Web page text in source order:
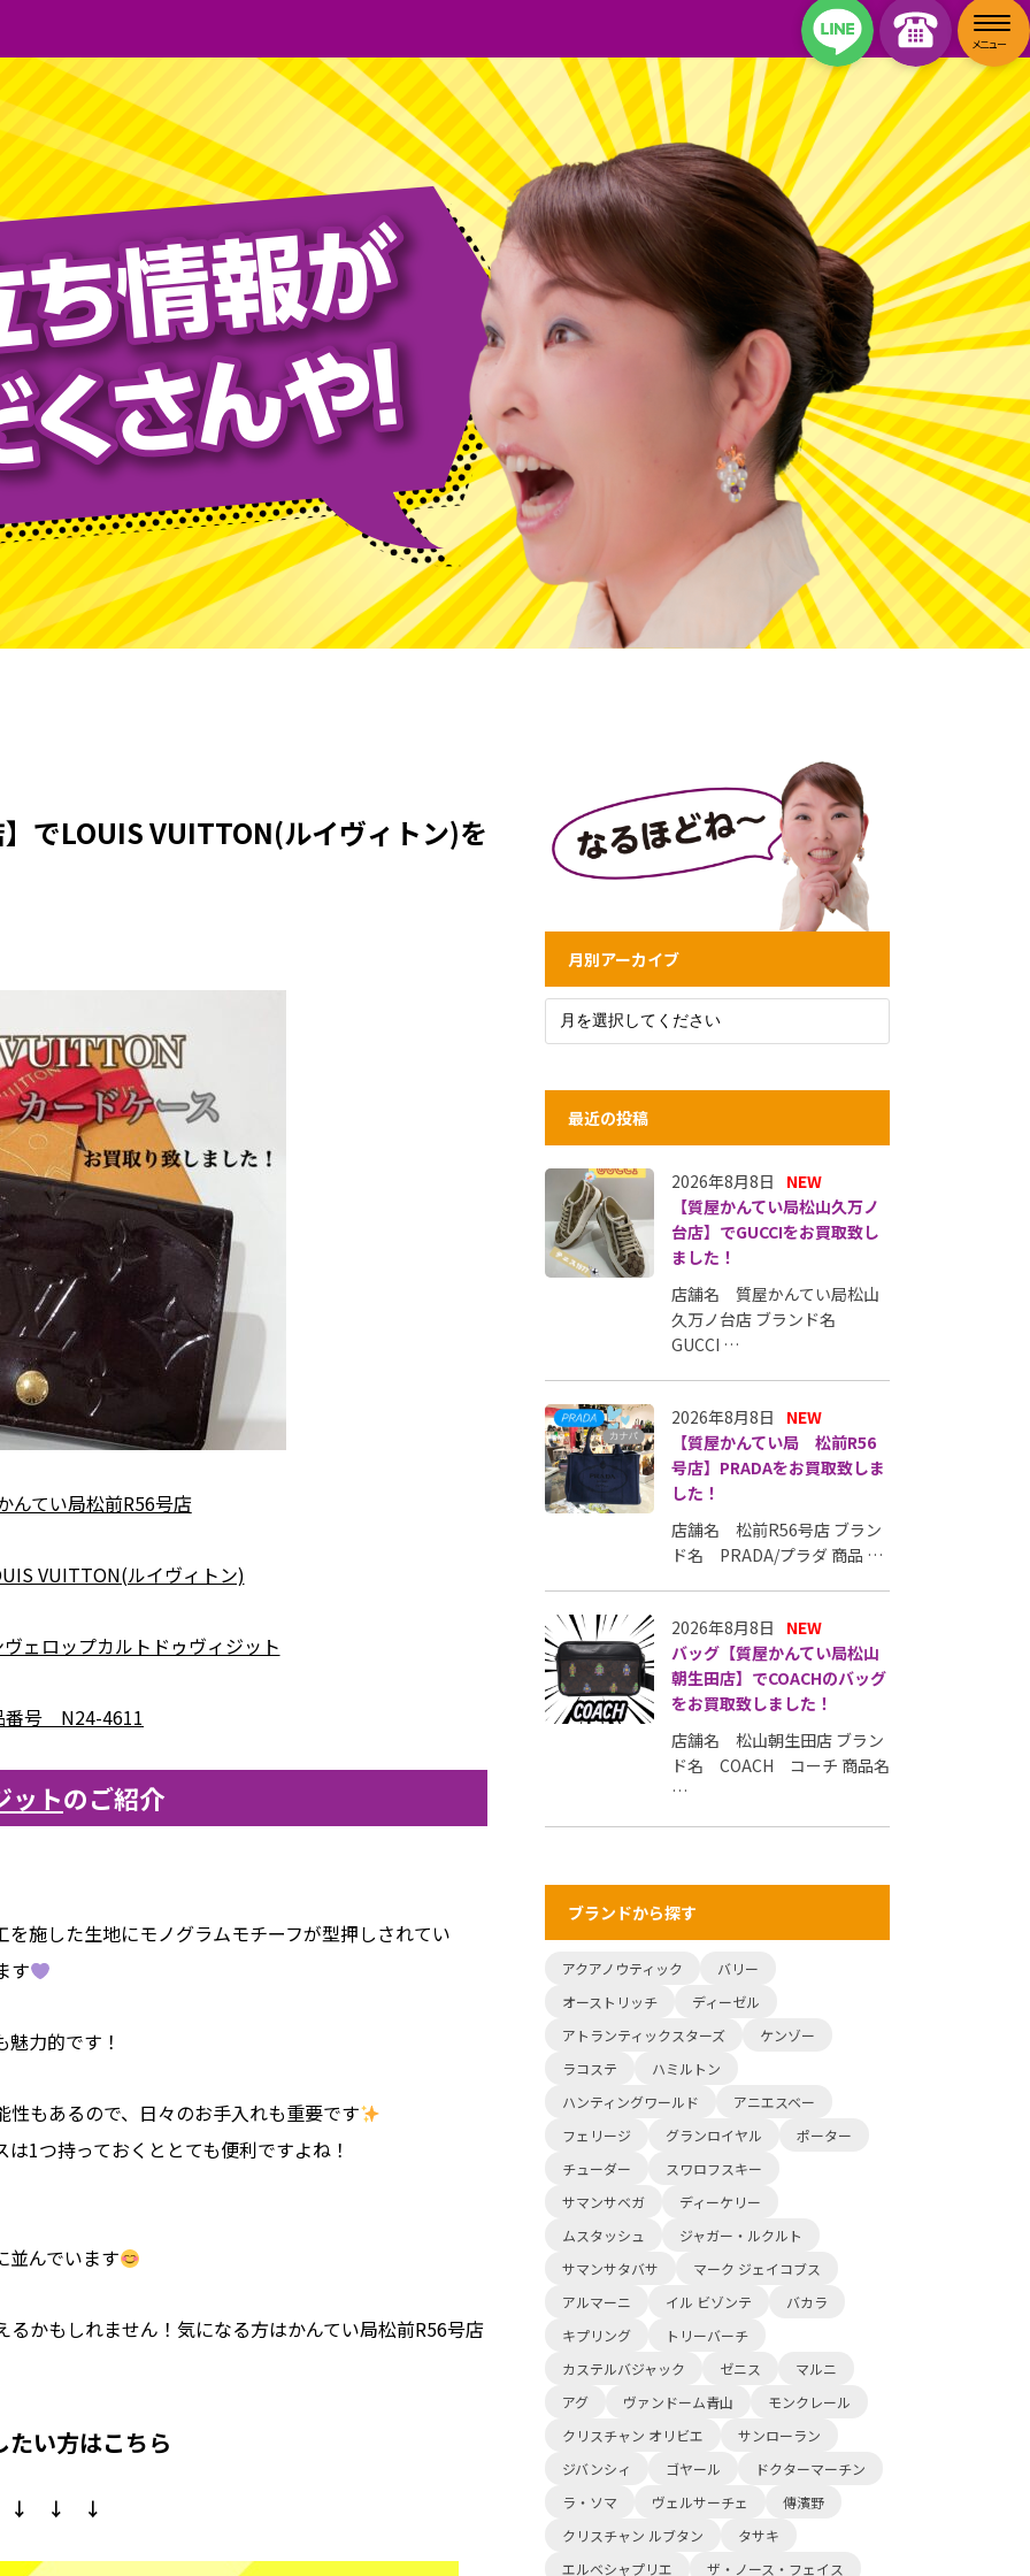
でLOUIS VUITTON(ルイヴィトン)を
てい局松前R56号店
VUITTON(ルイヴィトン)
ロップカルトドゥヴィジット
番号 N24-4611
ットのご紹介
施した生地にモノグラムモチーフが型押しされてい
す
力的です！
もあるので、日々のお手入れも重要です
1つ持っておくととても便利ですよね！
並んでいます
かもしれません！気になる方はかんてい局松前R56号店
たい方はこちら
↓ ↓ ↓
月別アーカイブ
最近の投稿
2026年8月8日
NEW
【質屋かんてい局松山久万ノ
台店】でGUCCIをお買取致し
ました！
店舗名 質屋かんてい局松山
久万ノ台店 ブランド名
GUCCI …
2026年8月8日
NEW
【質屋かんてい局 松前R56
号店】PRADAをお買取致しま
した！
店舗名 松前R56号店 ブラン
ド名 PRADA/プラダ 商品 …
2026年8月8日
NEW
バッグ【質屋かんてい局松山
朝生田店】でCOACHのバッグ
をお買取致しました！
店舗名 松山朝生田店 ブラン
ド名 COACH コーチ 商品名
…
ブランドから探す
アクアノウティック
バリー
オーストリッチ
ディーゼル
アトランティックスターズ
ケンゾー
ラコステ
ハミルトン
ハンティングワールド
アニエスベー
フェリージ
グランロイヤル
ポーター
チューダー
スワロフスキー
サマンサベガ
ディーケリー
ムスタッシュ
ジャガー・ルクルト
サマンサタバサ
マーク ジェイコブス
アルマーニ
イル ビゾンテ
バカラ
キプリング
トリーバーチ
カステルバジャック
ゼニス
マルニ
アグ
ヴァンドーム青山
モンクレール
クリスチャン オリビエ
サンローラン
ジバンシィ
ゴヤール
ドクターマーチン
ラ・ソマ
ヴェルサーチェ
傳濱野
クリスチャン ルブタン
タサキ
エルベシャプリエ
ザ・ノース・フェイス